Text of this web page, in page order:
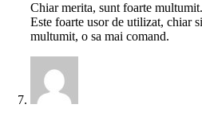
Chiar merita, sunt foarte
Este foarte usor de utilizat, chiar
multumit, o sa mai comand.